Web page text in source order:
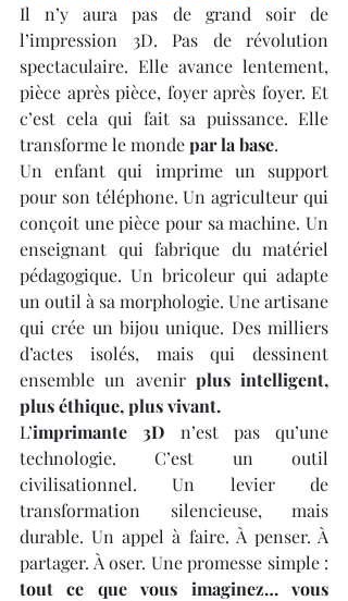
Il n’y aura pas de grand soir de
l’impression 3D. Pas de révolution
spectaculaire. Elle avance lentement,
pièce après pièce, foyer après foyer. Et
c’est cela qui fait sa puissance. Elle
transforme le monde par la base.
Un enfant qui imprime un support
pour son téléphone. Un agriculteur qui
conçoit une pièce pour sa machine. Un
enseignant qui fabrique du matériel
pédagogique. Un bricoleur qui adapte
un outil à sa morphologie. Une artisane
qui crée un bijou unique. Des milliers
d’actes isolés, mais qui dessinent
ensemble un avenir plus intelligent,
plus éthique, plus vivant.
L’imprimante 3D n’est pas qu’une
technologie. C’est un outil
civilisationnel. Un levier de
transformation silencieuse, mais
durable. Un appel à faire. À penser. À
tout ce que vous imaginez… vous